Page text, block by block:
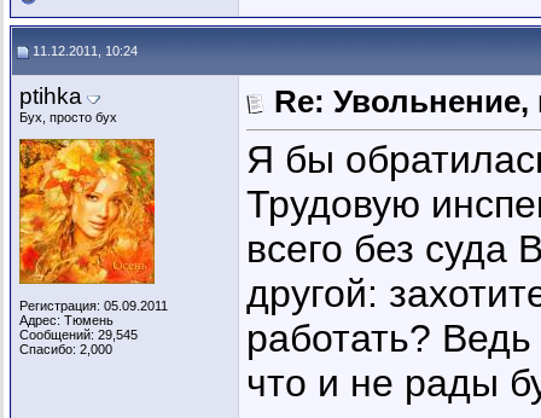
11.12.2011, 10:24
ptihka
Бух, просто бух
Регистрация: 05.09.2011
Адрес: Тюмень
Сообщений: 29,545
Спасибо: 2,000
Re:
Я бы
Трудовую
всего без суда
другой:
работать?
что и не рады